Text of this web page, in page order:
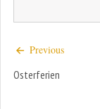
Previous
Osterferien